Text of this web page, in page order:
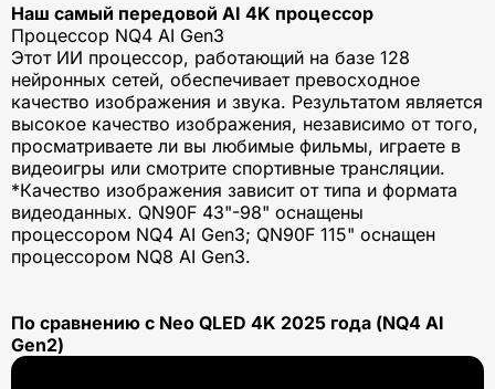
Наш самый передовой AI 4K процессор
Процессор NQ4 AI Gen3
Этот ИИ процессор, работающий на базе 128
нейронных сетей, обеспечивает превосходное
качество изображения и звука. Результатом является
высокое качество изображения, независимо от того,
просматриваете ли вы любимые фильмы, играете в
видеоигры или смотрите спортивные трансляции.
*Качество изображения зависит от типа и формата
видеоданных. QN90F 43"-98" оснащены
процессором NQ4 AI Gen3; QN90F 115" оснащен
процессором NQ8 AI Gen3.
По сравнению с Neo QLED 4K 2025 года (NQ4 AI
Gen2)